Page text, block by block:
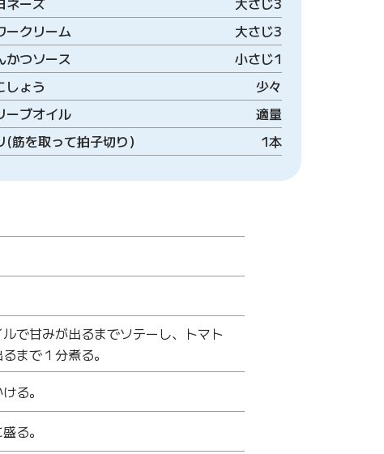
クリーム
大さじ3
つソース
小さじ1
ょう
少々
ブオイル
適量
(筋を取って拍子切り）
1本
で甘みが出るまでソテーし、トマト
まで１分煮る。
る。
る。